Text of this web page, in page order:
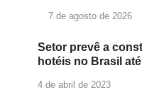
7 de agosto de 2026
Setor prevê a
hotéis no Brasil
4 de abril de 2023